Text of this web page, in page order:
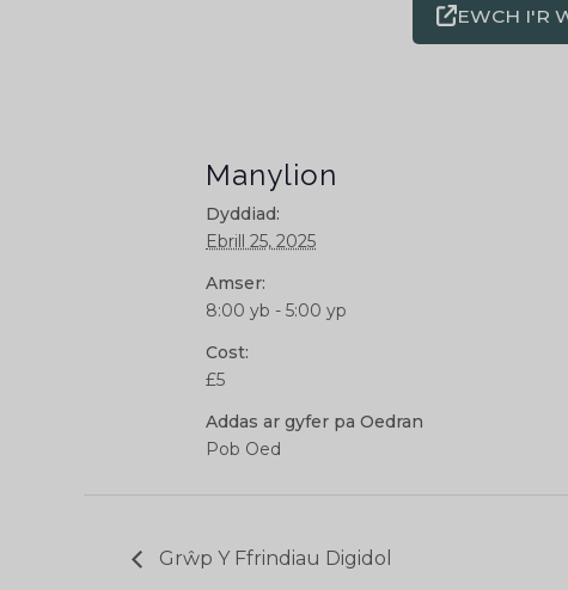
EWCH I'R
Manylion
Dyddiad:
Ebrill 25, 2025
Amser:
8:00 yb - 5:00 yp
Cost:
£5
Addas ar gyfer pa Oedran
Pob Oed
Grŵp Y Ffrindiau Digidol